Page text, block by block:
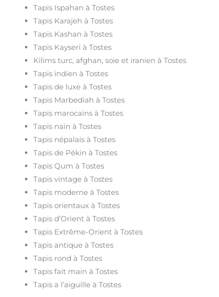
Tapis Ispahan à Tostes
Tapis Karajeh à Tostes
Tapis Kashan à Tostes
Tapis Kayseri à Tostes
Kilims turc, afghan, soie et iranien à Tostes
Tapis indien à Tostes
Tapis de luxe à Tostes
Tapis Marbediah à Tostes
Tapis marocains à Tostes
Tapis nain à Tostes
Tapis népalais à Tostes
Tapis de Pékin à Tostes
Tapis Qum à Tostes
Tapis vintage à Tostes
Tapis moderne à Tostes
Tapis orientaux à Tostes
Tapis d’Orient à Tostes
Tapis Extrême-Orient à Tostes
Tapis antique à Tostes
Tapis rond à Tostes
Tapis fait main à Tostes
Tapis a l’aiguille à Tostes